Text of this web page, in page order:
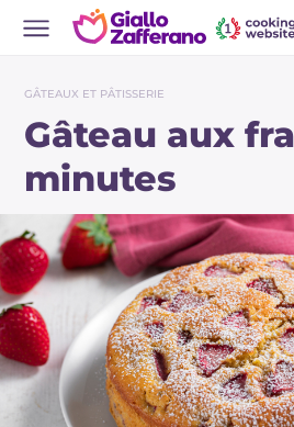
GÂTEAUX ET PÂTISSERIE
Gâteau aux
minutes